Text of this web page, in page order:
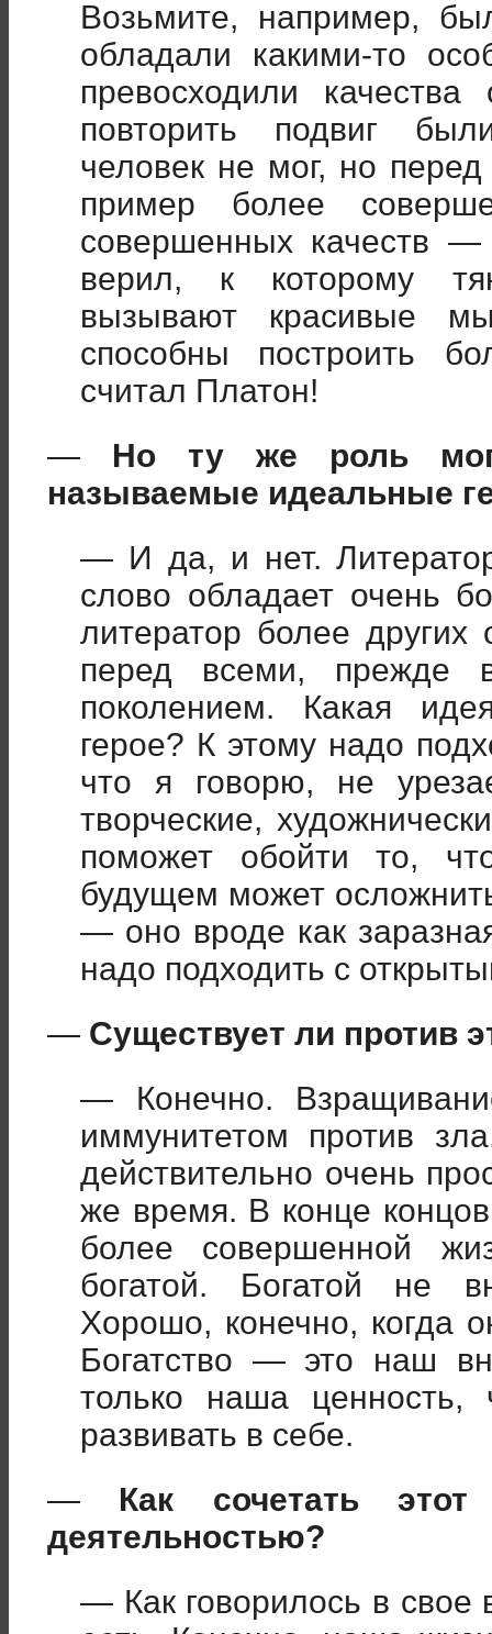
Возьмите, например,
обладали какими-то
превосходили
повторить подвиг
человек не мог, но
пример более
совершенных качеств
верил, к которому
вызывают красивые
способны построить
считал Платон!
— Но ту же роль
называемые идеальные
— И да, и нет.
слово обладает очень
литератор более других
перед всеми, прежде
поколением. Какая
герое? К этому надо
что я говорю, не
творческие,
поможет обойти то,
будущем может
— оно вроде как
надо подходить с
— Существует ли против
— Конечно.
иммунитетом против
действительно очень
же время. В конце
более совершенной
богатой. Богатой не
Хорошо, конечно, когда
Богатство — это наш
только наша
развивать в себе.
— Как сочетать
деятельностью?
— Как говорилось в свое